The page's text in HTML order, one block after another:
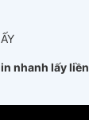
nhanh lấy liền